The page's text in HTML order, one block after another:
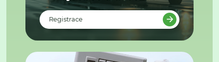
Registrace